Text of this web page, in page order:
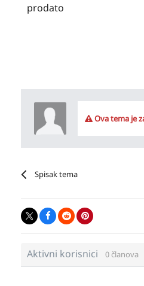
prodato
Ova tema je
Spisak tema
Aktivni korisnici 0 članova